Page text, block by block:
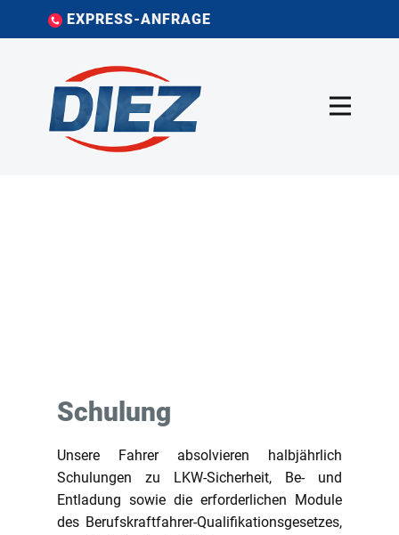
EXPRESS-ANFRAGE
Schulung
Unsere Fahrer absolvieren halbjährlich
Schulungen zu LKW-Sicherheit, Be- und
Entladung sowie die erforderlichen Module
des Berufskraftfahrer-Qualifikationsgesetzes,